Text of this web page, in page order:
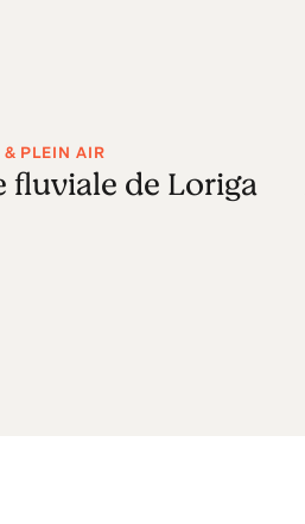
& PLEIN AIR
fluviale de Loriga